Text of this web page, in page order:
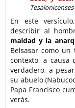
Tesalonicenses
En este
describir al
maldad y la
Belsasar como
contexto, a causa
verdadero, a
su abuelo
Papa Francisco
verás.